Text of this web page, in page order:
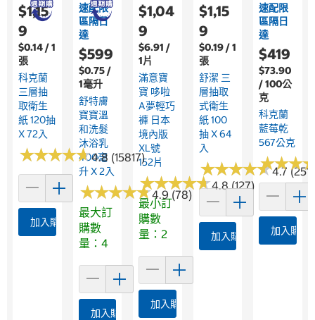
$1,15
9
$0.14 / 1
張
科克蘭
三層抽
取衛生
紙 120抽
X 72入
★★★★★
★★★★★4.8 (15817)
加入購物車
速配限
區隔日
達
$599
$0.75 /
1毫升
舒特膚
寶寶溫
和洗髮
沐浴乳
400毫
升 X 2入
★★★★★
★★★★★4.9 (78)
最大訂
購數
量：4
加入購物車
$1,04
9
$6.91 /
1片
滿意寶
寶 哆啦
A夢輕巧
褲 日本
境內版
XL號
152片
★★★★★
★★★★★4.8 (127)
最小訂
購數
量：2
加入購物車
$1,15
9
$0.19 / 1
張
舒潔 三
層抽取
式衛生
紙 100
抽 X 64
入
★★★★★
★★★★★4.7
加入購物車
速配限
區隔日
達
$419
$73.90
/ 100公
克
科克蘭
藍莓乾
567公克
★★★
★★★
加入購物